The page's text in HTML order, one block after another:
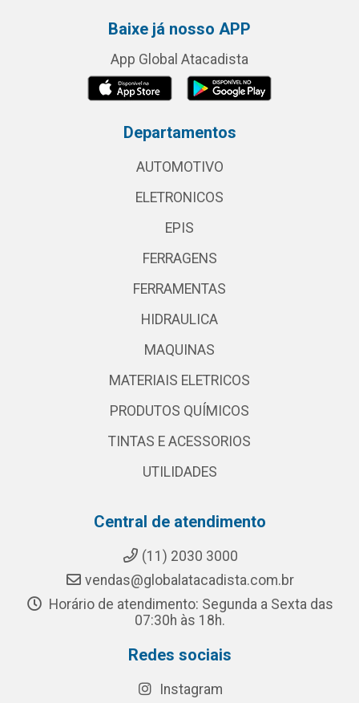
Baixe já nosso APP
App Global Atacadista
Departamentos
AUTOMOTIVO
ELETRONICOS
EPIS
FERRAGENS
FERRAMENTAS
HIDRAULICA
MAQUINAS
MATERIAIS ELETRICOS
PRODUTOS QUÍMICOS
TINTAS E ACESSORIOS
UTILIDADES
Central de atendimento
(11) 2030 3000
vendas@globalatacadista.com.br
Horário de atendimento: Segunda a Sexta das
07:30h às 18h.
Redes sociais
Instagram